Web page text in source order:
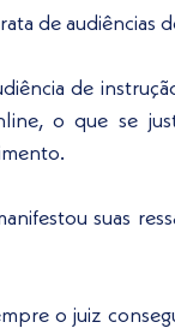
de audiências
de
o que se
suas
o juiz